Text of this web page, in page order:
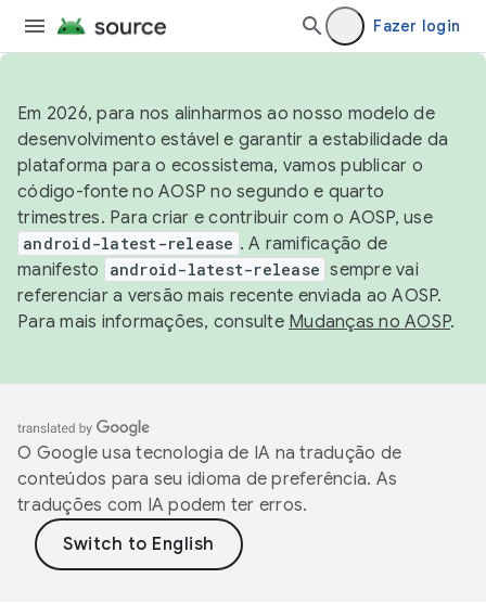
Fazer login
Em 2026, para nos alinharmos ao nosso modelo de
desenvolvimento estável e garantir a estabilidade da
plataforma para o ecossistema, vamos publicar o
código-fonte no AOSP no segundo e quarto
trimestres. Para criar e contribuir com o AOSP, use
android-latest-release . A ramificação de
manifesto
android-latest-release sempre vai
referenciar a versão mais recente enviada ao AOSP.
Para mais informações, consulte Mudanças no AOSP.
O Google usa tecnologia de IA na tradução de
conteúdos para seu idioma de preferência. As
traduções com IA podem ter erros.